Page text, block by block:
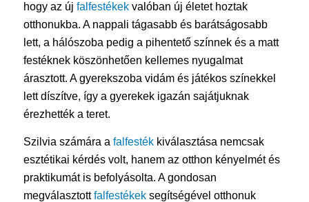
hogy az új falfestékekvalóban új életet hoztak
otthonukba. A nappali tágasabb és barátságosabb
lett, a hálószoba pedig a pihentető színnek és a matt
festéknek köszönhetően kellemes nyugalmat
árasztott. A gyerekszoba vidám és játékos színekkel
lett díszítve, így a gyerekek igazán sajátjuknak
érezhették a teret.
Szilvia számára a falfestékkiválasztása nemcsak
esztétikai kérdés volt, hanem az otthon kényelmét és
praktikumát is befolyásolta. A gondosan
megválasztottfalfestékeksegítségével otthonuk